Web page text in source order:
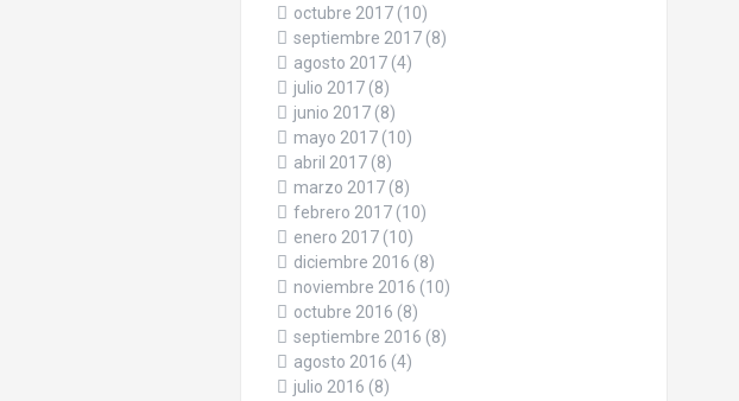
octubre 2017(10)
septiembre 2017(8)
agosto 2017(4)
julio 2017(8)
junio 2017(8)
mayo 2017(10)
abril 2017(8)
marzo 2017(8)
febrero 2017(10)
enero 2017(10)
diciembre 2016 (8)
noviembre 2016 (10)
octubre 2016 (8)
septiembre 2016 (8)
agosto 2016 (4)
julio 2016 (8)